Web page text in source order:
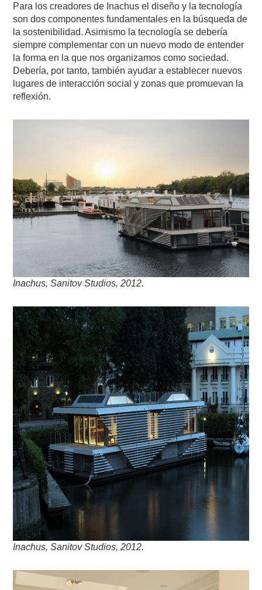
Para los creadores de Inachus el diseño y la tecnología
son dos componentes fundamentales en la búsqueda de
la sostenibilidad. Asimismo la tecnología se debería
siempre complementar con un nuevo modo de entender
la forma en la que nos organizamos como sociedad.
Debería, por tanto, también ayudar a establecer nuevos
lugares de interacción social y zonas que promuevan la
reflexión.
Inachus, Sanitov Studios, 2012.
Inachus, Sanitov Studios, 2012.